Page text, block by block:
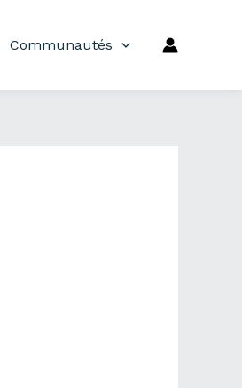
Communautés